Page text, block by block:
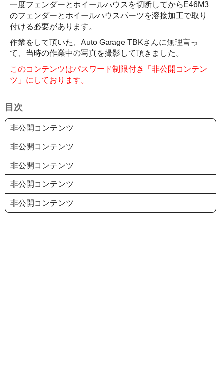
一度フェンダーとホイールハウスを切断してからE46M3
のフェンダーとホイールハウスパーツを溶接加工で取り
付ける必要があります。
作業をして頂いた、Auto Garage TBKさんに無理言っ
て、当時の作業中の写真を撮影して頂きました。
このコンテンツはパスワード制限付き「非公開コンテン
ツ」にしております。
目次
非公開コンテンツ
非公開コンテンツ
非公開コンテンツ
非公開コンテンツ
非公開コンテンツ